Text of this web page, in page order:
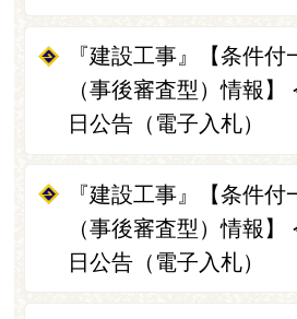
『建設工事』【条件
（事後審査型）情報
日公告（電子入札）
『建設工事』【条件
（事後審査型）情報
日公告（電子入札）